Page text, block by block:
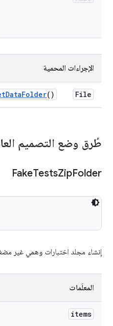
الإجراءات المحمية
File
DataFolder()
طُرق وضع التصميم
FakeTestsZipFolder
إنشاء مجلد اختبارات وهمي غير
المعلَمات
items